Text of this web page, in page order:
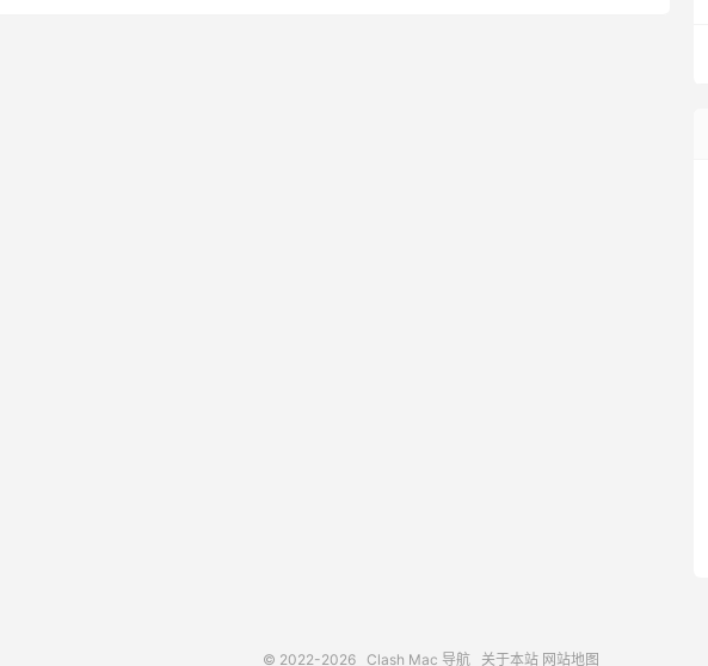
© 2022-2026 Clash Mac 导航 关于本站 网站地图